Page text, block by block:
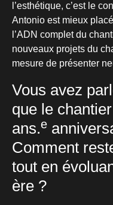
l’esthétique, c’est le
Antonio est mieux
l’ADN complet du
nouveaux projets du
mesure de présenter
Vous avez
que le
ans.e
Comment
tout en
ère ?